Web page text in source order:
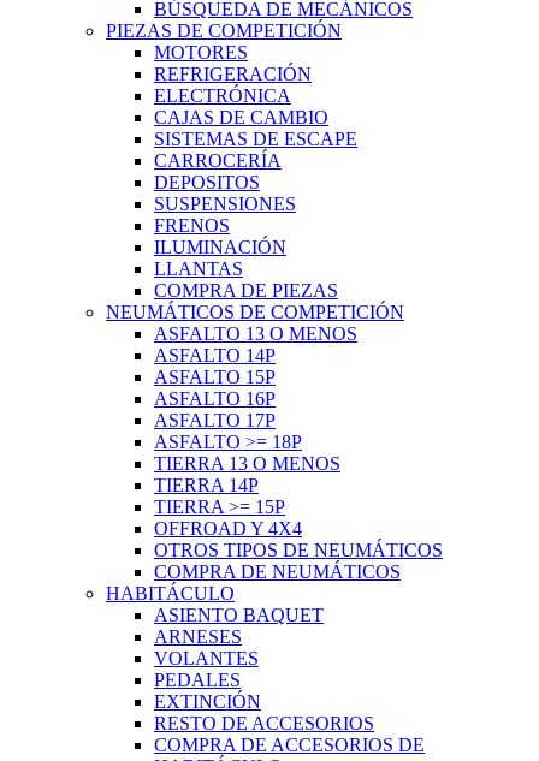
BÚSQUEDA DE MECÁNICOS
PIEZAS DE COMPETICIÓN
MOTORES
REFRIGERACIÓN
ELECTRÓNICA
CAJAS DE CAMBIO
SISTEMAS DE ESCAPE
CARROCERÍA
DEPOSITOS
SUSPENSIONES
FRENOS
ILUMINACIÓN
LLANTAS
COMPRA DE PIEZAS
NEUMÁTICOS DE COMPETICIÓN
ASFALTO 13 O MENOS
ASFALTO 14P
ASFALTO 15P
ASFALTO 16P
ASFALTO 17P
ASFALTO >= 18P
TIERRA 13 O MENOS
TIERRA 14P
TIERRA >= 15P
OFFROAD Y 4X4
OTROS TIPOS DE NEUMÁTICOS
COMPRA DE NEUMÁTICOS
HABITÁCULO
ASIENTO BAQUET
ARNESES
VOLANTES
PEDALES
EXTINCIÓN
RESTO DE ACCESORIOS
COMPRA DE ACCESORIOS DE